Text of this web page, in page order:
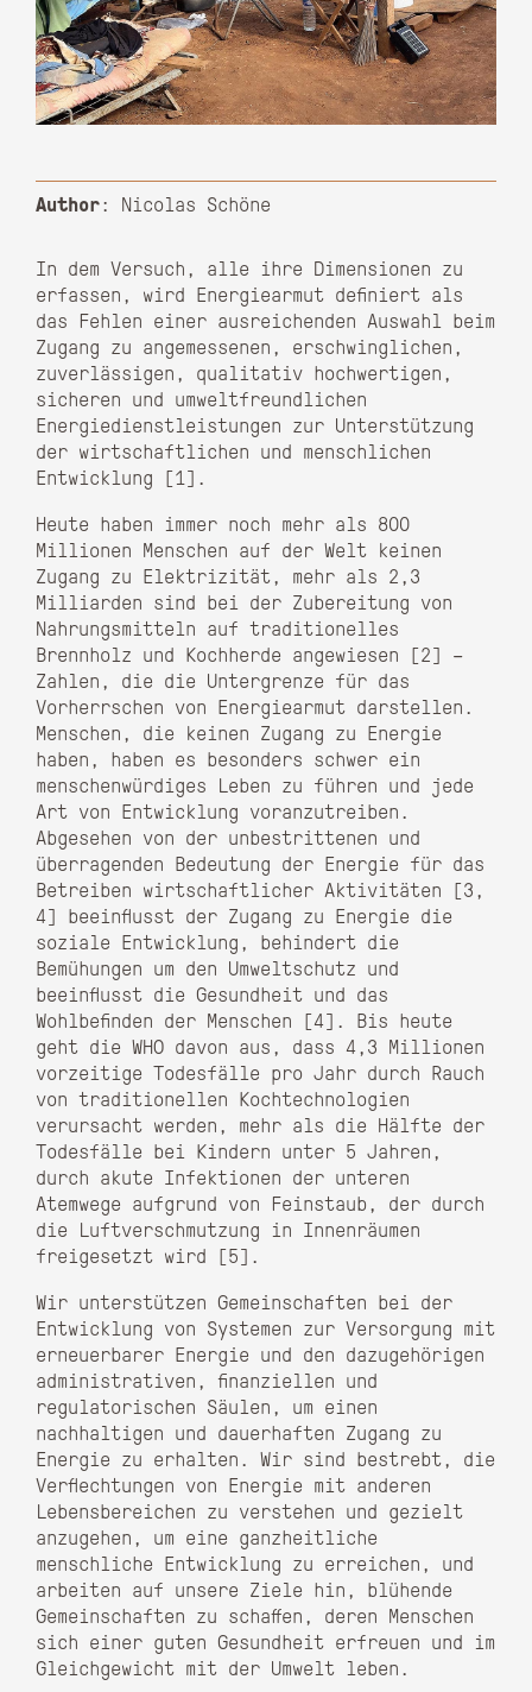
Author: Nicolas Schöne
In dem Versuch, alle ihre Dimensionen zu
erfassen, wird Energiearmut definiert als
das Fehlen einer ausreichenden Auswahl beim
Zugang zu angemessenen, erschwinglichen,
zuverlässigen, qualitativ hochwertigen,
sicheren und umweltfreundlichen
Energiedienstleistungen zur Unterstützung
der wirtschaftlichen und menschlichen
Entwicklung [1].
Heute haben immer noch mehr als 800
Millionen Menschen auf der Welt keinen
Zugang zu Elektrizität, mehr als 2,3
Milliarden sind bei der Zubereitung von
Nahrungsmitteln auf traditionelles
Brennholz und Kochherde angewiesen [2] –
Zahlen, die die Untergrenze für das
Vorherrschen von Energiearmut darstellen.
Menschen, die keinen Zugang zu Energie
haben, haben es besonders schwer ein
menschenwürdiges Leben zu führen und jede
Art von Entwicklung voranzutreiben.
Abgesehen von der unbestrittenen und
überragenden Bedeutung der Energie für das
Betreiben wirtschaftlicher Aktivitäten [3,
4] beeinflusst der Zugang zu Energie die
soziale Entwicklung, behindert die
Bemühungen um den Umweltschutz und
beeinflusst die Gesundheit und das
Wohlbefinden der Menschen [4]. Bis heute
geht die WHO davon aus, dass 4,3 Millionen
vorzeitige Todesfälle pro Jahr durch Rauch
von traditionellen Kochtechnologien
verursacht werden, mehr als die Hälfte der
Todesfälle bei Kindern unter 5 Jahren,
durch akute Infektionen der unteren
Atemwege aufgrund von Feinstaub, der durch
die Luftverschmutzung in Innenräumen
freigesetzt wird [5].
Wir unterstützen Gemeinschaften bei der
Entwicklung von Systemen zur Versorgung mit
erneuerbarer Energie und den dazugehörigen
administrativen, finanziellen und
regulatorischen Säulen, um einen
nachhaltigen und dauerhaften Zugang zu
Energie zu erhalten. Wir sind bestrebt, die
Verflechtungen von Energie mit anderen
Lebensbereichen zu verstehen und gezielt
anzugehen, um eine ganzheitliche
menschliche Entwicklung zu erreichen, und
arbeiten auf unsere Ziele hin, blühende
Gemeinschaften zu schaffen, deren Menschen
sich einer guten Gesundheit erfreuen und im
Gleichgewicht mit der Umwelt leben.